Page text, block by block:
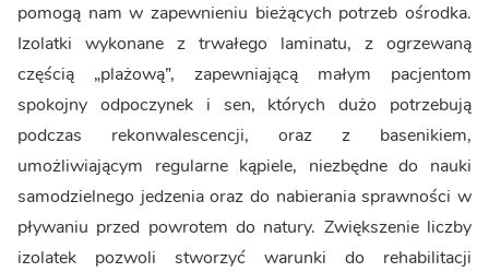
pomogą nam w zapewnieniu bieżących potrzeb ośrodka.
Izolatki wykonane z trwałego laminatu, z ogrzewaną
częścią „plażową”, zapewniającą małym pacjentom
spokojny odpoczynek i sen, których dużo potrzebują
podczas rekonwalescencji, oraz z basenikiem,
umożliwiającym regularne kąpiele, niezbędne do nauki
samodzielnego jedzenia oraz do nabierania sprawności w
pływaniu przed powrotem do natury. Zwiększenie liczby
izolatek pozwoli stworzyć warunki do rehabilitacji